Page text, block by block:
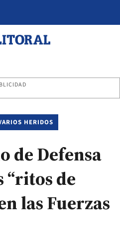
HERIDOS
de Defensa
de
las Fuerzas